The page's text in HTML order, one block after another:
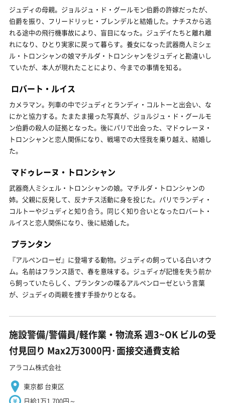
ジュディの母親。ジョルジュ・ド・グールモン伯爵の許嫁だったが、
伯爵を振り、フリードリッヒ・ブレンデルと結婚した。ナチスから逃
れる途中の飛行機事故により、盲目になった。ジュデイたちと離れ離
れになり、ひとり実家に戻って暮らす。養女になった武器商人ミシェ
ル・トロンシャンの娘マチルダ・トロンシャンをジュディと勘違いし
ていたが、本人が現れたことにより、今までの事情を知る。
ロバート・ルイス
カメラマン。列車の中でジュディとランディ・コルトーと出会い、な
にかと協力する。たまたま撮った写真が、ジョルジュ・ド・グールモ
ン伯爵の殺人の証拠となった。後にパリで出会った、マドゥレーヌ・
トロンシャンと恋人関係になり、戦場での大怪我を乗り越え、結婚し
た。
マドゥレーヌ・トロンシャン
武器商人ミシェル・トロンシャンの娘。マチルダ・トロンシャンの
姉。父親に反発して、反ナチス活動に身を投じた。パリでランディ・
コルトーやジュディと知り合う。同じく知り合いとなったロバート・
ルイスと恋人関係になり、後に結婚した。
プランタン
『アルペンローゼ』に登場する動物。ジュディの飼っている白いオウ
ム。名前はフランス語で、春を意味する。ジュディが記憶を失う前か
ら飼っていたらしく、プランタンの喋るアルペンローゼという言葉
が、ジュディの両親を捜す手掛かりとなる。
施設警備/警備員/軽作業・物流系 週3~OK ビルの受
付見回り Max2万3000円·面接交通費支給
アラコム株式会社
東京都 台東区
日給1万1,700円～